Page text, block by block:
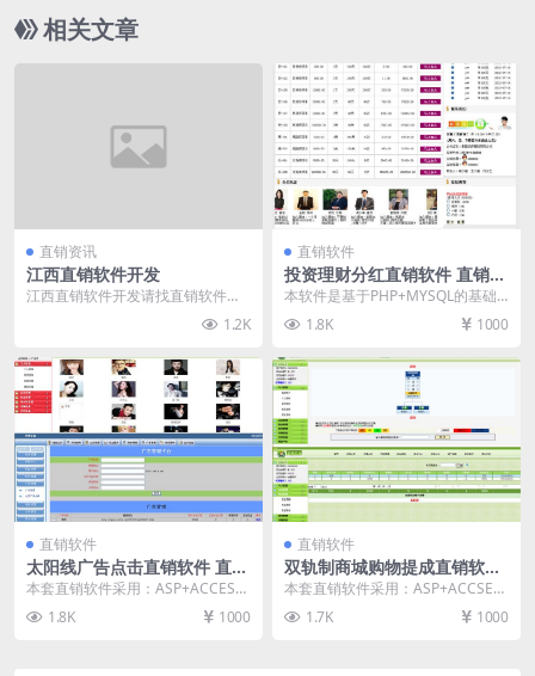
相关文章
直销资讯
江西直销软件开发
江西直销软件开发请找直销软件
1.2K
直销软件
投资理财分红直销软件 直销系
统 直销管理软件
本软件是基于PHP+MYSQL的基础
上开发，一套投资理财分红直销软
件，和之前发布...
1.8K 1000
直销软件
太阳线广告点击直销软件 直销
系统 直销管理软件
本套直销软件采用：ASP+ACCESS
开发，是一套太阳线广告点击直销
软件和之前发...
1.8K 1000
直销软件
双轨制商城购物提成直销软件
直销系统 直销管理软件
本套直销软件采用：ASP+ACCSEE
开发，是一套双轨制商城购物提成
直销软件，具...
1.7K 1000